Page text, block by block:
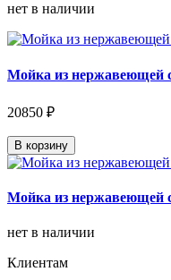
нет в наличии
Мойка из нержавеющей
20850 ₽
В корзину
Мойка из нержавеющей
нет в наличии
Клиентам